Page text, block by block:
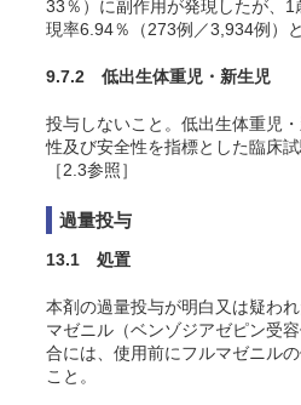
33％）に副作用が発現したが、
現率6.94％（273例／3,934例）
9.7.2 低出生体重児・新生児
投与しないこと。低出生体重児
性及び安全性を指標とした臨床試
［2.3参照］
過量投与
13.1 処置
本剤の過量投与が明白又は疑わ
マゼニル（ベンゾジアゼピン受
合には、使用前にフルマゼニル
こと。